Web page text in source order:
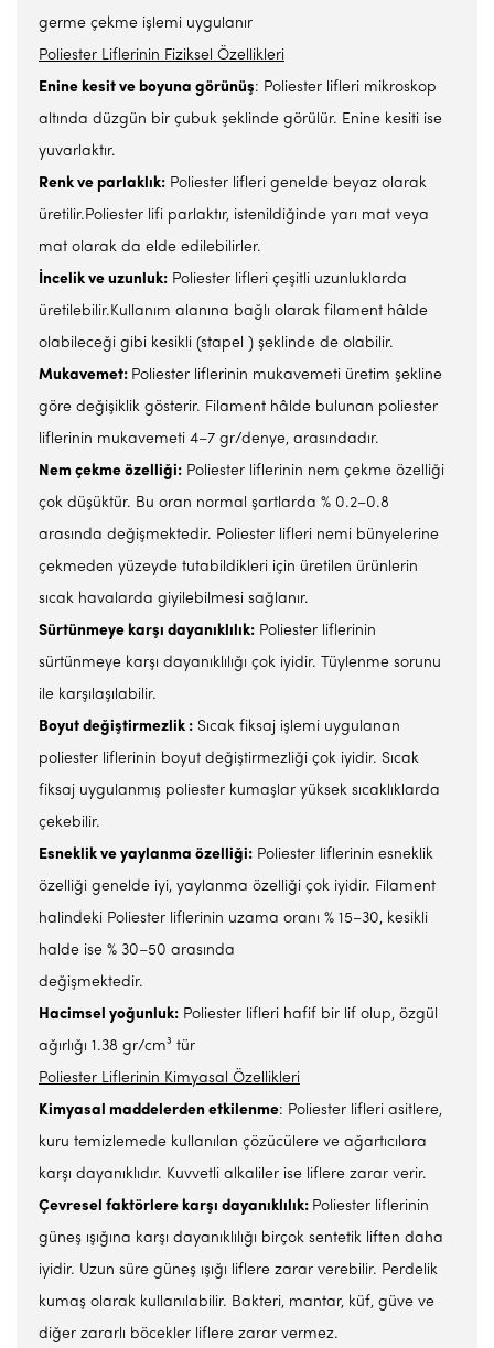
germe çekme işlemi uygulanır
Poliester Liflerinin Fiziksel Özellikleri
Enine kesit ve boyuna görünüş: Poliester lifleri mikroskop
altında düzgün bir çubuk şeklinde görülür. Enine kesiti ise
yuvarlaktır.
Renk ve parlaklık: Poliester lifleri genelde beyaz olarak
üretilir.Poliester lifi parlaktır, istenildiğinde yarı mat veya
mat olarak da elde edilebilirler.
İncelik ve uzunluk: Poliester lifleri çeşitli uzunluklarda
üretilebilir.Kullanım alanına bağlı olarak filament hâlde
olabileceği gibi kesikli (stapel ) şeklinde de olabilir.
Mukavemet: Poliester liflerinin mukavemeti üretim şekline
göre değişiklik gösterir. Filament hâlde bulunan poliester
liflerinin mukavemeti 4–7 gr/denye, arasındadır.
Nem çekme özelliği: Poliester liflerinin nem çekme özelliği
çok düşüktür. Bu oran normal şartlarda % 0.2–0.8
arasında değişmektedir. Poliester lifleri nemi bünyelerine
çekmeden yüzeyde tutabildikleri için üretilen ürünlerin
sıcak havalarda giyilebilmesi sağlanır.
Sürtünmeye karşı dayanıklılık: Poliester liflerinin
sürtünmeye karşı dayanıklılığı çok iyidir. Tüylenme sorunu
ile karşılaşılabilir.
Boyut değiştirmezlik : Sıcak fiksaj işlemi uygulanan
poliester liflerinin boyut değiştirmezliği çok iyidir. Sıcak
fiksaj uygulanmış poliester kumaşlar yüksek sıcaklıklarda
çekebilir.
Esneklik ve yaylanma özelliği: Poliester liflerinin esneklik
özelliği genelde iyi, yaylanma özelliği çok iyidir. Filament
halindeki Poliester liflerinin uzama oranı % 15–30, kesikli
halde ise % 30–50 arasında
değişmektedir.
Hacimsel yoğunluk: Poliester lifleri hafif bir lif olup, özgül
ağırlığı 1.38 gr/cm³ tür
Poliester Liflerinin Kimyasal Özellikleri
Kimyasal maddelerden etkilenme: Poliester lifleri asitlere,
kuru temizlemede kullanılan çözücülere ve ağartıcılara
karşı dayanıklıdır. Kuvvetli alkaliler ise liflere zarar verir.
Çevresel faktörlere karşı dayanıklılık: Poliester liflerinin
güneş ışığına karşı dayanıklılığı birçok sentetik liften daha
iyidir. Uzun süre güneş ışığı liflere zarar verebilir. Perdelik
kumaş olarak kullanılabilir. Bakteri, mantar, küf, güve ve
diğer zararlı böcekler liflere zarar vermez.